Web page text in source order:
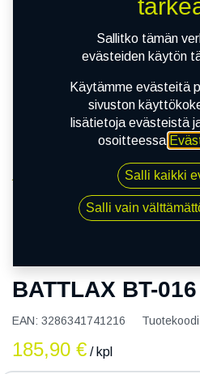
140/80R17 69V
BATTLAX BT-016
EAN: 3286341741216
185,90 € / kpl
Sallitko tämän
evästeiden käytön
Käytämme evästeitä
sivuston
lisätietoja evästeistä
osoitteessa
Salli kaikki
Salli vain